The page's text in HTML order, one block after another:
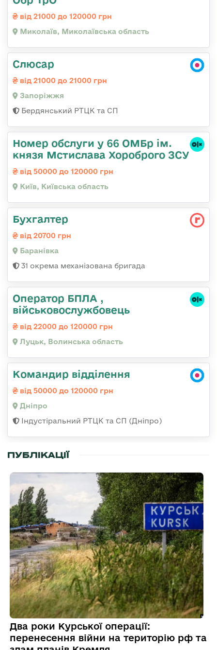
від 21000 до 120000 грн
Миколаїв, Миколаївська область
Слюсар
від 21000 до 21000 грн
Запоріжжя
Бердянський РТЦК та СП
Номер обслуги у 66 ОМБр ім.
князя Мстислава Хороброго ЗСУ
від 50000 до 120000 грн
Київ, Київська область
Бухгалтер
від 20700 грн
Баранівка
31 окрема механізована бригада
Оператор БПЛА ,
військовослужбовець
від 22000 до 120000 грн
Луцьк, Волинська область
Командир відділення
від 50000 до 120000 грн
Дніпро
Індустіральний РТЦК та СП (Дніпро)
ПУБЛІКАЦІЇ
Два роки Курської операції:
перенесення війни на територію рф та